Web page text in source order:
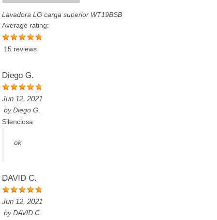
Lavadora LG carga superior WT19BSB
Average rating:
15 reviews
Diego G.
Jun 12, 2021
byDiego G.
Silenciosa
ok
DAVID C.
Jun 12, 2021
byDAVID C.